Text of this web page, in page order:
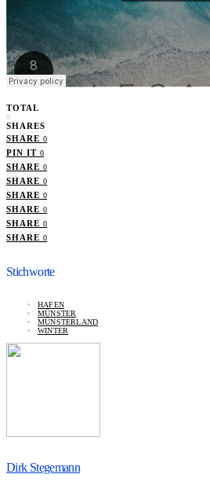
TOTAL
0
SHARES
SHARE 0
PIN IT 0
SHARE 0
SHARE 0
SHARE 0
SHARE 0
SHARE 0
SHARE 0
Stichworte
HAFEN
MÜNSTER
MÜNSTERLAND
WINTER
Dirk Stegemann